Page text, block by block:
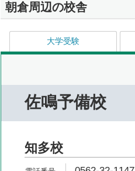
朝倉周辺の校舎
大学受験
佐鳴予備校
知多校